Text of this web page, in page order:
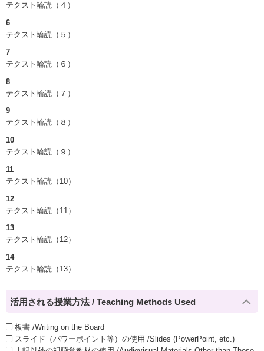
テクスト輪読（４）
6
テクスト輪読（５）
7
テクスト輪読（６）
8
テクスト輪読（７）
9
テクスト輪読（８）
10
テクスト輪読（９）
11
テクスト輪読（10）
12
テクスト輪読（11）
13
テクスト輪読（12）
14
テクスト輪読（13）
活用される授業方法 / Teaching Methods Used
板書 /Writing on the Board
スライド（パワーポイント等）の使用 /Slides (PowerPoint, etc.)